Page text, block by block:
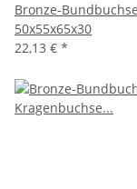
Bronze-
50x55x65x30
22,13 € *